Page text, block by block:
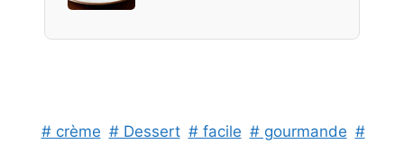
# crème # Dessert # facile # gourmande #